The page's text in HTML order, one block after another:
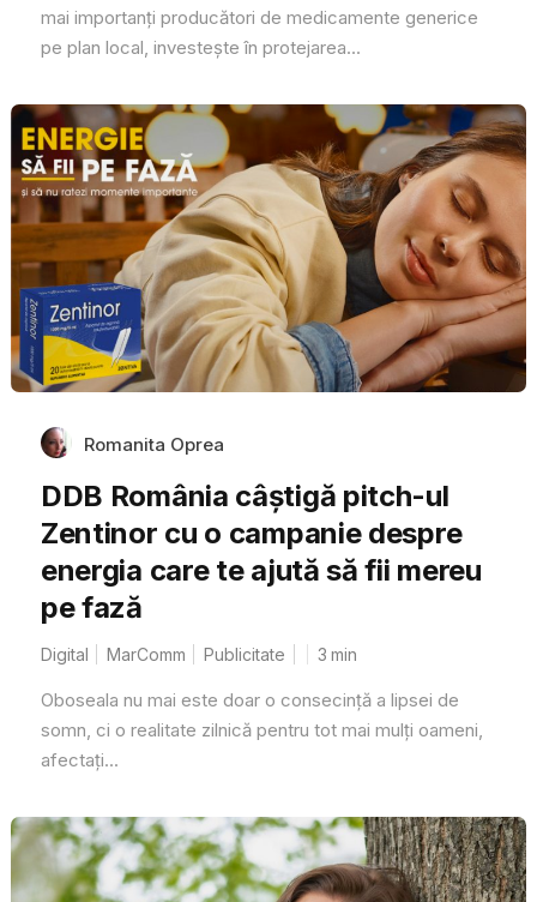
mai importanți producători de medicamente generice
pe plan local, investește în protejarea...
Romanita Oprea
DDB România câștigă pitch-ul
Zentinor cu o campanie despre
energia care te ajută să fii mereu
pe fază
Digital MarComm Publicitate 3 min
Oboseala nu mai este doar o consecință a lipsei de
somn, ci o realitate zilnică pentru tot mai mulți oameni,
afectați...